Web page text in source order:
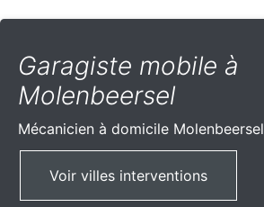
Garagiste mobile à
Molenbeersel
Mécanicien à domicile Molenbeersel
Voir villes interventions